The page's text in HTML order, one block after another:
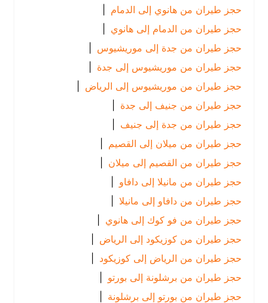
حجز طيران من هانوي إلى الدمام
|
حجز طيران من الدمام إلى هانوي
|
حجز طيران من جدة إلى موريشيوس |
حجز طيران من موريشيوس إلى جدة
حجز طيران من موريشيوس إلى الرياض
|
حجز طيران من جنيف إلى جدة
حجز طيران من جدة إلى جنيف |
حجز طيران من ميلان إلى القصيم |
حجز طيران من القصيم إلى ميلان |
حجز طيران من مانيلا إلى دافاو
|
حجز طيران من دافاو إلى مانيلا |
حجز طيران من فو كوك إلى هانوي
|
حجز طيران من كوزيكود إلى الرياض
|
حجز طيران من الرياض إلى كوزيكود
|
حجز طيران من برشلونة إلى بورتو
|
حجز طيران من بورتو إلى برشلونة
|